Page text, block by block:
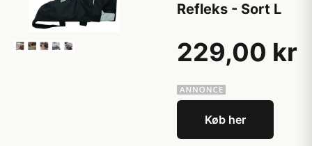
Refleks - Sort L
229,00 kr
Køb her